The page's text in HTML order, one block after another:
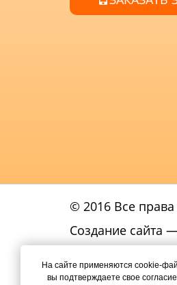
© 2016 Все
Создание сайта —
На сайте применяются cookie-
вы подтверждаете свое